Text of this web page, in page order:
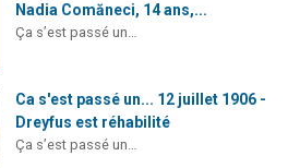
Nadia Comăneci, 14 ans,...
Ça s’est passé un…
Ca s'est passé un... 12 juillet 1906 -
Dreyfus est réhabilité
Ça s’est passé un…